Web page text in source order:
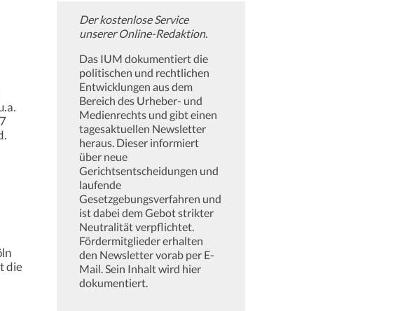
die
Der kostenlose Service
unserer Online-Redaktion.
Das IUM dokumentiert die
politischen und rechtlichen
Entwicklungen aus dem
Bereich des Urheber- und
Medienrechts und gibt einen
tagesaktuellen Newsletter
heraus. Dieser informiert
über neue
Gerichtsentscheidungen und
laufende
Gesetzgebungsverfahren und
ist dabei dem Gebot strikter
Neutralität verpflichtet.
Fördermitglieder erhalten
den Newsletter vorab per E-
Mail. Sein Inhalt wird hier
dokumentiert.